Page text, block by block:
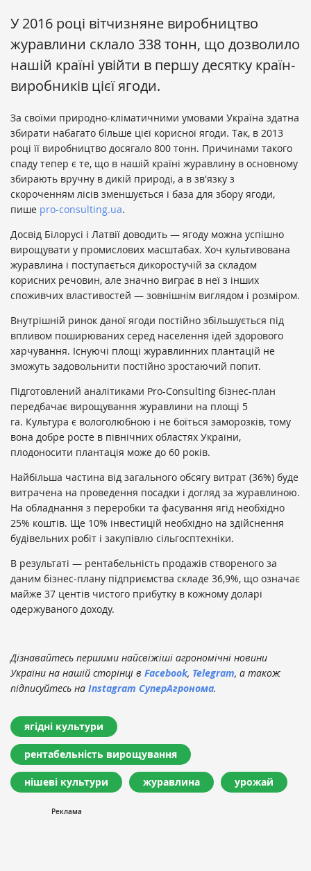
У 2016 році вітчизняне виробництво
журавлини склало 338 тонн, що дозволило
нашій країні увійти в першу десятку країн-
виробників цієї ягоди.
За своїми природно-кліматичними умовами Україна здатна
збирати набагато більше цієї корисної ягоди. Так, в 2013
році її виробництво досягало 800 тонн. Причинами такого
спаду тепер є те, що в нашій країні журавлину в основному
збирають вручну в дикій природі, а в зв'язку з
скороченням лісів зменшується і база для збору ягоди,
пише pro-consulting.ua.
Досвід Білорусі і Латвії доводить — ягоду можна успішно
вирощувати у промислових масштабах. Хоч культивована
журавлина і поступається дикоростучій за складом
корисних речовин, але значно виграє в неї з інших
споживчих властивостей — зовнішнім виглядом і розміром.
Внутрішній ринок даної ягоди постійно збільшується під
впливом поширюваних серед населення ідей здорового
харчування. Існуючі площі журавлинних плантацій не
зможуть задовольнити постійно зростаючий попит.
Підготовлений аналітиками Pro-Consulting бізнес-план
передбачає вирощування журавлини на площі 5
га. Культура є вологолюбною і не боїться заморозків, тому
вона добре росте в північних областях України,
плодоносити плантація може до 60 років.
Найбільша частина від загального обсягу витрат (36%) буде
витрачена на проведення посадки і догляд за журавлиною.
На обладнання з переробки та фасування ягід необхідно
25% коштів. Ще 10% інвестицій необхідно на здійснення
будівельних робіт і закупівлю сільгосптехніки.
В результаті — рентабельність продажів створеного за
даним бізнес-плану підприємства складе 36,9%, що означає
майже 37 центів чистого прибутку в кожному доларі
одержуваного доходу.
Дізнавайтесь першими найсвіжіші агрономічні новини
України на нашій сторінці в Facebook, Telegram, а також
підписуйтесь на Instagram СуперАгронома.
ягідні культури
рентабельність вирощування
нішеві культури журавлина урожай